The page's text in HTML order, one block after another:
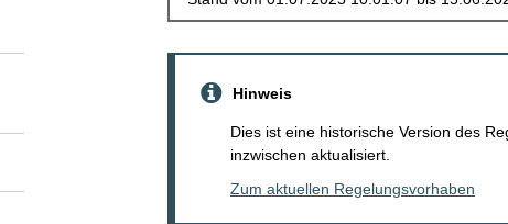
Hinweis
Dies ist eine historische Version des
inzwischen aktualisiert.
Zum aktuellen Regelungsvorhaben